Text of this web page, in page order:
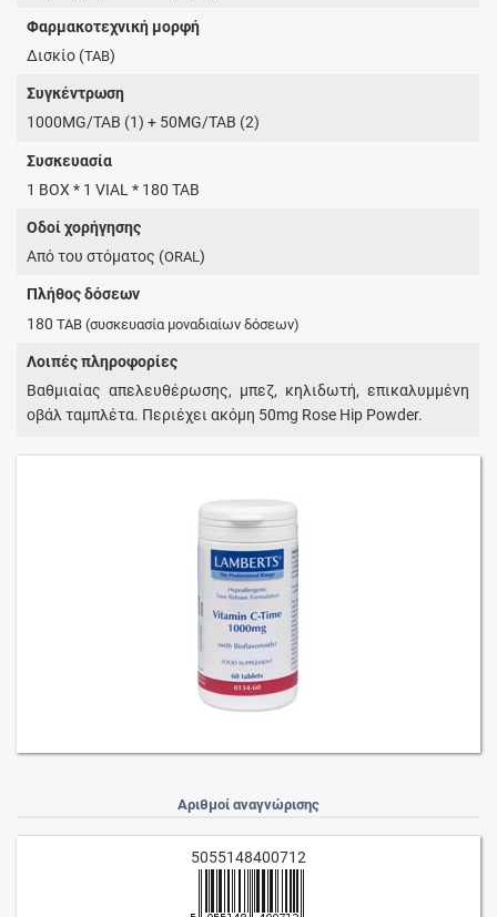
Φαρμακοτεχνική μορφή
Δισκίο (TAB)
Συγκέντρωση
1000MG/TAB (1) + 50MG/TAB (2)
Συσκευασία
1 BOX * 1 VIAL * 180 TAB
Οδοί χορήγησης
Από του στόματος (ORAL)
Πλήθος δόσεων
180TAB (συσκευασία μοναδιαίων δόσεων)
Λοιπές πληροφορίες
Βαθμιαίας απελευθέρωσης, μπεζ, κηλιδωτή, επικαλυμμένη
οβάλ ταμπλέτα. Περιέχει ακόμη 50mg Rose Hip Powder.
Αριθμοί αναγνώρισης
5055148400712